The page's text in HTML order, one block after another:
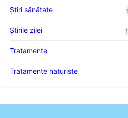
Ştiri sănătate
Știrile zilei
Tratamente
Tratamente naturiste